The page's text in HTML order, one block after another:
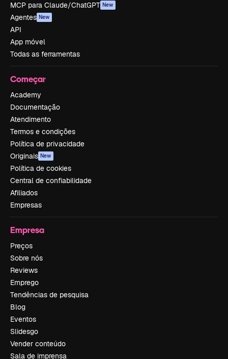
MCP para Claude/ChatGPT New
Agentes New
API
App móvel
Todas as ferramentas
Começar
Academy
Documentação
Atendimento
Termos e condições
Política de privacidade
Originais New
Política de cookies
Central de confiabilidade
Afiliados
Empresas
Empresa
Preços
Sobre nós
Reviews
Emprego
Tendências de pesquisa
Blog
Eventos
Slidesgo
Vender conteúdo
Sala de imprensa